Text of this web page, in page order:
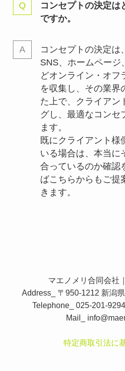
コンセプトの決定は
ですか。
コンセプトの決定は
SNS、ホームページ
どオンライン・オフ
を収集し、その業界
た上で、クライアン
グし、最適なコンセ
ます。
既にクライアント様
いる場合は、本当に
合っているのか確認
ばこちらからもご提
きます。
マエノメリ合同会社
Address_ 〒950-1212 新潟
Telephone_ 025-201-
Mail_
特定商取引法に